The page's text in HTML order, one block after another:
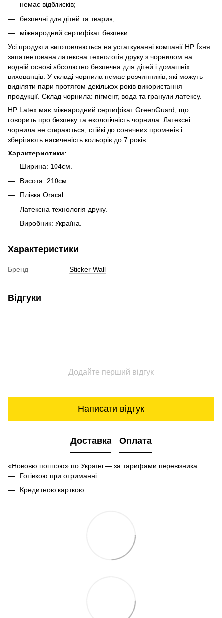
немає відблисків;
безпечні для дітей та тварин;
міжнародний сертифікат безпеки.
Усі продукти виготовляються на устаткуванні компанії НР. Їхня
запатентована латексна технологія друку з чорнилом на
водній основі абсолютно безпечна для дітей і домашніх
вихованців. У складі чорнила немає розчинників, які можуть
виділяти пари протягом декількох років використання
продукції. Склад чорнила: пігмент, вода та гранули латексу.
HP Latex має міжнародний сертифікат GreenGuard, що
говорить про безпеку та екологічність чорнила. Латексні
чорнила не стираються, стійкі до сонячних променів і
зберігають насиченість кольорів до 7 років.
Характеристики:
Ширина: 104см.
Висота: 210см.
Плівка Oracal.
Латексна технологія друку.
Виробник: Україна.
Характеристики
Бренд Sticker Wall
Відгуки
Додайте перший відгук
Написати відгук
Доставка Оплата
«Нововю поштою» по Україні — за тарифами перевізника.
Готівкою при отриманні
Кредитною карткою